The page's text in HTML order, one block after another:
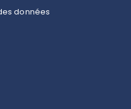
données